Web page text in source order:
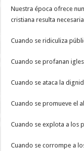
Nuestra época ofrece
cristiana resulta
Cuando se ridiculiza
Cuando se profanan
Cuando se ataca la
Cuando se promueve el
Cuando se explota a los
Cuando se corrompe a